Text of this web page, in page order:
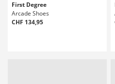
First Degree
Arcade Shoes
CHF 134,95